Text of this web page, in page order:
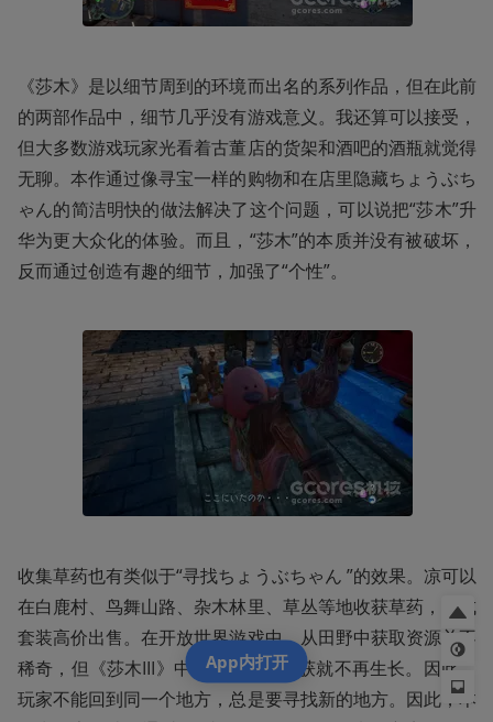
《莎木》是以细节周到的环境而出名的系列作品，但在此前
的两部作品中，细节几乎没有游戏意义。我还算可以接受，
但大多数游戏玩家光看着古董店的货架和酒吧的酒瓶就觉得
无聊。本作通过像寻宝一样的购物和在店里隐藏ちょうぶち
ゃん的简洁明快的做法解决了这个问题，可以说把“莎木”升
华为更大众化的体验。而且，“莎木”的本质并没有被破坏，
反而通过创造有趣的细节，加强了“个性”。
收集草药也有类似于“寻找ちょうぶちゃん ”的效果。凉可以
在白鹿村、鸟舞山路、杂木林里、草丛等地收获草药，做成
套装高价出售。在开放世界游戏中，从田野中获取资源并不
稀奇，但《莎木III》中的草药一旦收获就不再生长。因此，
玩家不能回到同一个地方，总是要寻找新的地方。因此，本
App内打开